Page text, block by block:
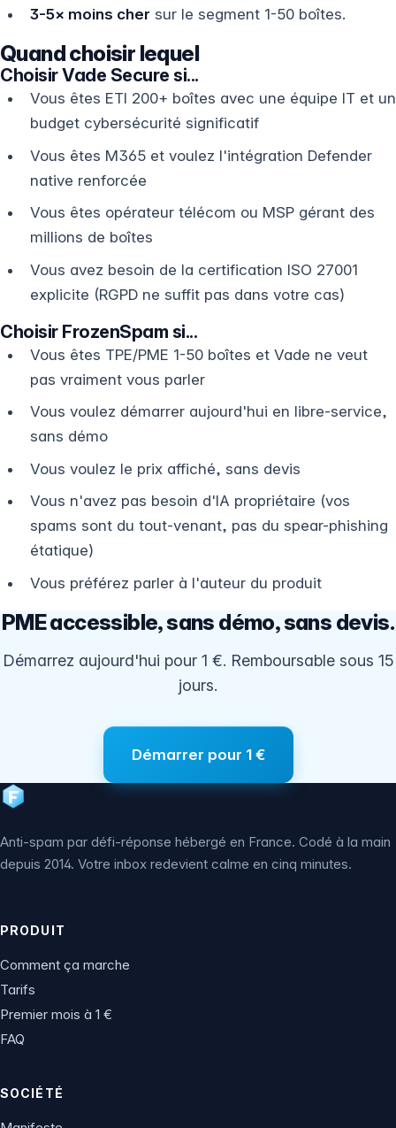
3-5× moins cher sur le segment 1-50 boîtes.
Quand choisir lequel
Choisir Vade Secure si...
Vous êtes ETI 200+ boîtes avec une équipe IT et un
budget cybersécurité significatif
Vous êtes M365 et voulez l'intégration Defender
native renforcée
Vous êtes opérateur télécom ou MSP gérant des
millions de boîtes
Vous avez besoin de la certification ISO 27001
explicite (RGPD ne suffit pas dans votre cas)
Choisir FrozenSpam si...
Vous êtes TPE/PME 1-50 boîtes et Vade ne veut
pas vraiment vous parler
Vous voulez démarrer aujourd'hui en libre-service,
sans démo
Vous voulez le prix affiché, sans devis
Vous n'avez pas besoin d'IA propriétaire (vos
spams sont du tout-venant, pas du spear-phishing
étatique)
Vous préférez parler à l'auteur du produit
PME accessible, sans démo, sans devis.
Démarrez aujourd'hui pour 1 €. Remboursable sous 15
jours.
Démarrer pour 1 €
Anti-spam par défi-réponse hébergé en France. Codé à la main
depuis 2014. Votre inbox redevient calme en cinq minutes.
PRODUIT
Comment ça marche
Tarifs
Premier mois à 1 €
FAQ
SOCIÉTÉ